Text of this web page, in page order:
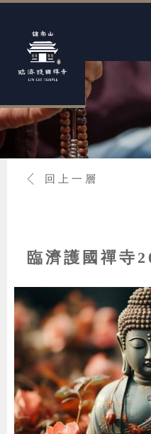
關於
古
山
頂禮藝
回上一層
臨濟護國禪寺